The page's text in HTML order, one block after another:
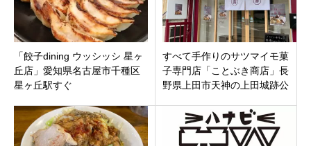
「餃子dining ウッシッシ 星ヶ
丘店」愛知県名古屋市千種区
星ヶ丘駅すぐ
すべて手作りのサツマイモ菓
子専門店「ことぶき商店」長
野県上田市天神の上田城跡公